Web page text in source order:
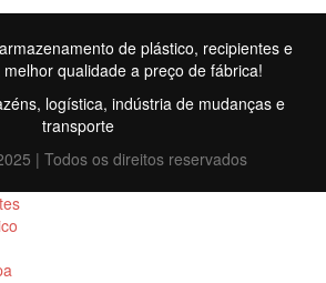
de plástico, recipientes e
qualidade a preço de fábrica!
logística, indústria de mudanças e
transporte
| Todos os direitos reservados